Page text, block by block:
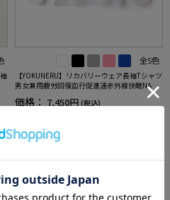
全5色
【YOKUNERU】リカバリーウェア長袖Tシャツ
男女兼用疲労回復血行促進遠赤外線快眠NANO
MIX(R)【一般医療機器】SS～LLサイズ
価格： 7,450円 (税込)
4